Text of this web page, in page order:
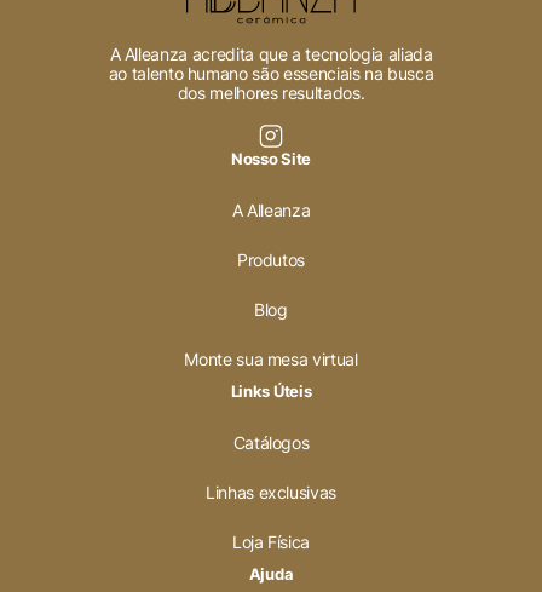
A Alleanza acredita que a tecnologia aliada
ao talento humano são essenciais na busca
dos melhores resultados.
Nosso Site
A Alleanza
Produtos
Blog
Monte sua mesa virtual
Links Úteis
Catálogos
Linhas exclusivas
Loja Física
Ajuda